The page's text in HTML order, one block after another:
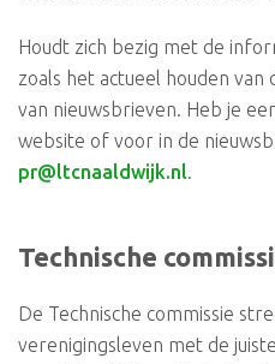
Houdt zich bezig met de
zoals het actueel houden
van nieuwsbrieven. Heb je
website of voor in de
pr@ltcnaaldwijk.nl.
Technische
De Technische commissie
verenigingsleven met de